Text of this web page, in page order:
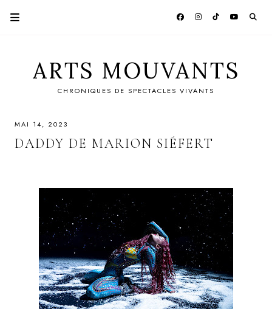
ARTS MOUVANTS
CHRONIQUES DE SPECTACLES VIVANTS
MAI 14, 2023
DADDY DE MARION SIÉFERT